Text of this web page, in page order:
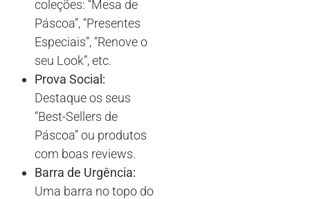
coleções: “Mesa de
Páscoa”, “Presentes
Especiais”, “Renove o
seu Look”, etc.
Prova Social:
Destaque os seus
“Best-Sellers de
Páscoa” ou produtos
com boas reviews.
Barra de Urgência:
Uma barra no topo do